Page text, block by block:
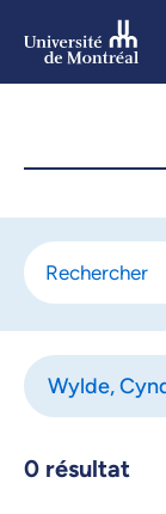
Wylde,
0 résultat